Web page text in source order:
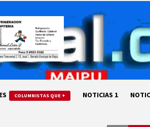
COLUMNISTAS QUE + NOTICIAS 1